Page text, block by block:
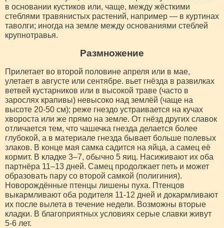
в основании кустиков или, чаще, между жёсткими
стеблями травянистых растений, например — в куртинах
таволги; иногда на земле между основаниями стеблей
крупнотравья.
Размножение
Прилетает во второй половине апреля или в мае,
улетает в августе или сентябре. вьет гнёзда в развилках
ветвей кустарников или в высокой траве (часто в
зарослях крапивы) невысоко над землёй (чаще на
высоте 20-50 см); реже гнездо устраивается на кучах
хвороста или же прямо на земле. От гнёзд других славок
отличается тем, что чашечка гнезда делается более
глубокой, а в материале гнезда бывает больше полевых
злаков. В конце мая самка садится на яйца, а самец её
кормит. В кладке 3–7, обычно 5 яиц. Насиживают их оба
партнёра 11–13 дней. Самец продолжает петь и может
образовать пару со второй самкой (полигиния).
Новорождённые птенцы лишены пуха. Птенцов
выкармливают оба родителя 11-12 дней и докармливают
их после вылета в течение недели. Возможны вторые
кладки. В благоприятных условиях серые славки живут
5-6 лет.